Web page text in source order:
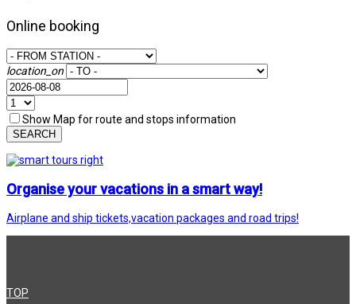
Online booking
location_on
Show Map for route and stops information
SEARCH
Organise your vacations in a smart way!
Airplane and ship tickets,vacation packages and road trips!
TOP